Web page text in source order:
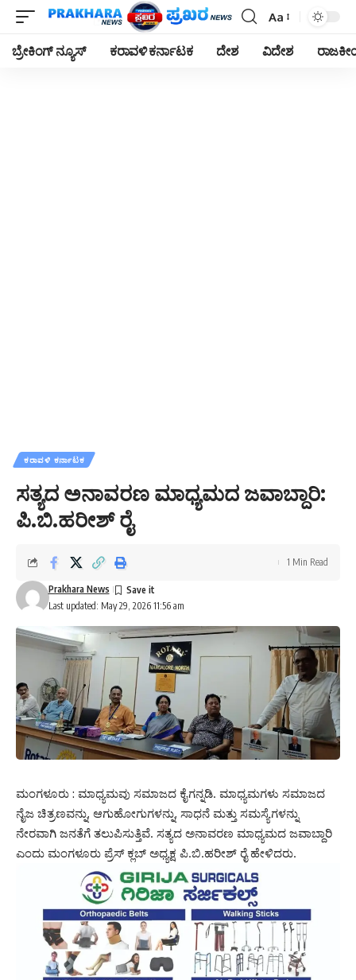
Font
Resizer
Aa
ಬ್ರೇಕಿಂಗ್ ನ್ಯೂಸ್ ಕರಾವಳಿ ಕರ್ನಾಟಕ ದೇಶ ವಿದೇಶ
ಕರಾವಳಿ ಕರ್ನಾಟಕ
ಸತ್ಯದ ಅನಾವರಣ ಮಾಧ್ಯಮದ ಜವಾಬ್ದಾರಿ:
ಪಿ.ಬಿ.ಹರೀಶ್ ರೈ
Last updated: May 29, 2026 11:56 am
Prakhara News
1 Min Read
ಮಂಗಳೂರು : ಮಾಧ್ಯಮವು ಸಮಾಜದ ಕೈಗನ್ನಡಿ. ಮಾಧ್ಯಮಗಳು ಸಮಾಜದ
ನೈಜ ಚಿತ್ರಣವನ್ನು, ಆಗುಹೋಗುಗಳನ್ನು, ಸಾಧನೆ ಮತ್ತು ಸಮಸ್ಯೆಗಳನ್ನು
ನೇರವಾಗಿ ಜನತೆಗೆ ತಲುಪಿಸುತ್ತಿವೆ. ಸತ್ಯದ ಅನಾವರಣ ಮಾಧ್ಯಮದ ಜವಾಬ್ದಾರಿ
ಎಂದು ಮಂಗಳೂರು ಪ್ರೆಸ್ ಕ್ಲಬ್ ಅಧ್ಯಕ್ಷ ಪಿ.ಬಿ.ಹರೀಶ್ ರೈ ಹೇಳಿದರು.